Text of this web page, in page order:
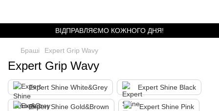
ВІДПРАВЛЯЄМО КОЖНОГО ДНЯ!
Браші Expert Grip Wavy
Expert Grip Wavy
Expert Shine White&Grey Expert Shine Black
Expert Shine Gold&Brown Expert Shine Pink